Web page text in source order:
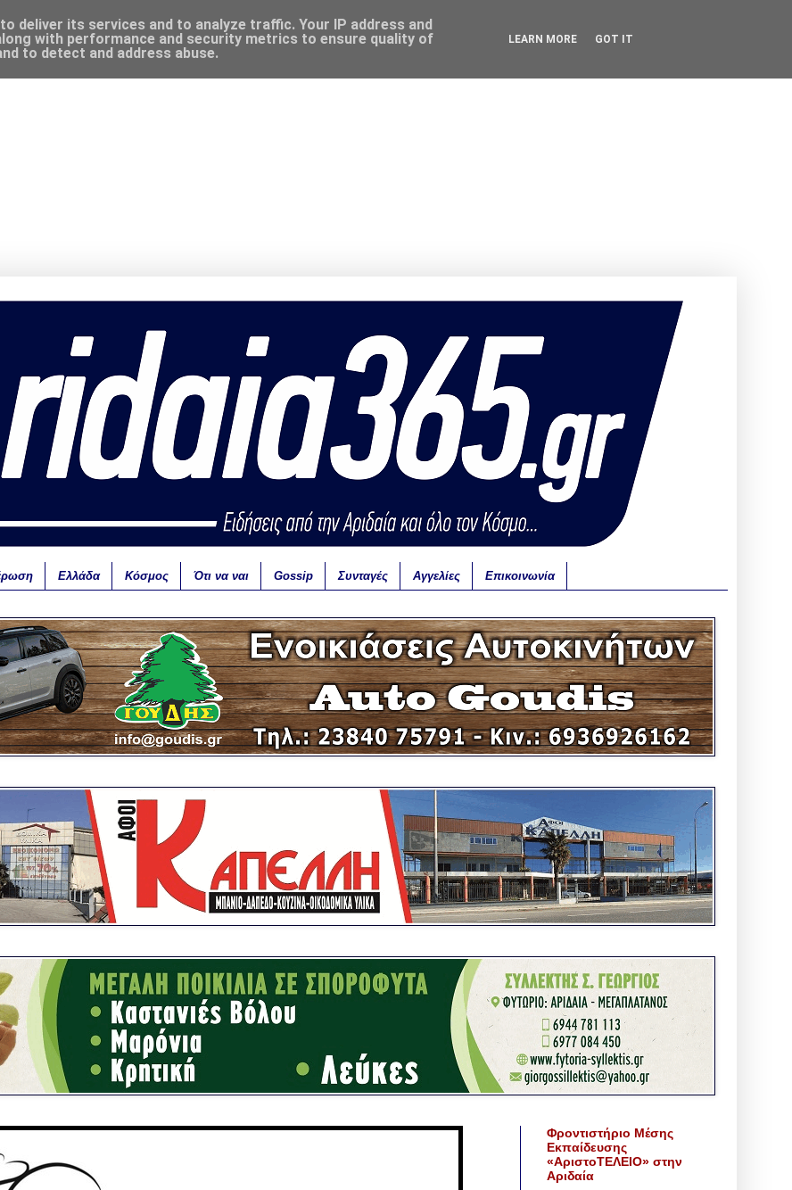
Ελλάδα Κόσμος Ότι να ναι Gossip Συνταγές Αγγελίες Επικοινωνία
Φροντιστήριο Μέσης
Εκπαίδευσης
«ΑριστοΤΕΛΕΙΟ» στην
Αριδαία
deliver its services and to analyze traffic. Your IP address and
with performance and security metrics to ensure quality of
to detect and address abuse.
LEARN MORE GOT IT